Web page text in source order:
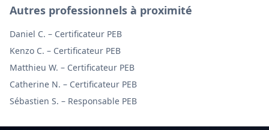
Autres professionnels à proximité
Daniel C. – Certificateur PEB
Kenzo C. – Certificateur PEB
Matthieu W. – Certificateur PEB
Catherine N. – Certificateur PEB
Sébastien S. – Responsable PEB